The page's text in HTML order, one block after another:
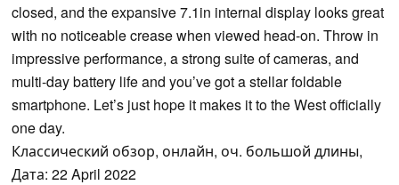
closed, and the expansive 7.1in internal display looks great
with no noticeable crease when viewed head-on. Throw in
impressive performance, a strong suite of cameras, and
multi-day battery life and you’ve got a stellar foldable
smartphone. Let’s just hope it makes it to the West officially
one day.
Классический обзор, онлайн, оч. большой длины,
Дата: 22 April 2022